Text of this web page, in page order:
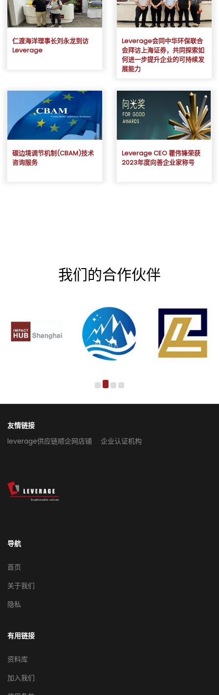
仁渡海洋理事长刘永龙到访
Leverage
Leverage会同中华环保联合
会拜访上海证券，共同探索如
何进一步提升企业的可持续发
展能力
碳边境调节机制(CBAM)技术
咨询服务
Leverage CEO 瞿伟锋荣获
2023年度向善企业家称号
我们的合作伙伴
友情链接
leverage供应链顺企网店铺
企业认证机构
导航
首页
关于我们
隐私
有用链接
资料库
加入我们